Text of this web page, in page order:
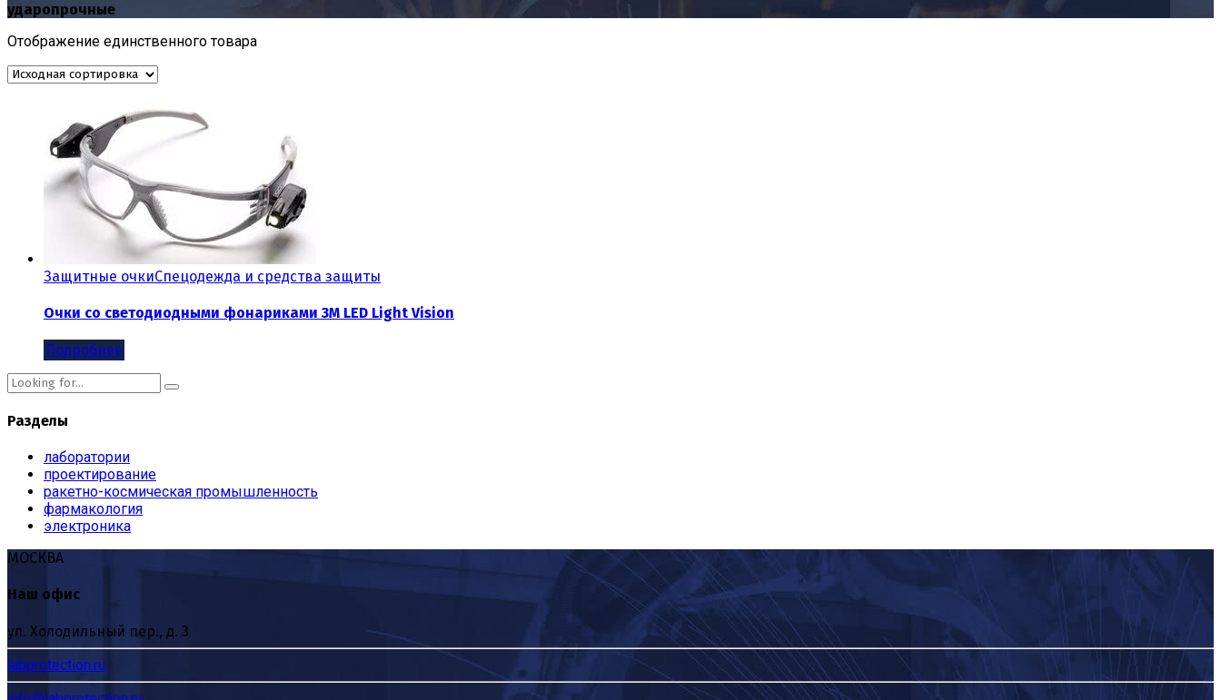
ударопрочные
Отображение единственного товара
Защитные очкиСпецодежда и средства защиты
Очки со светодиодными фонариками 3М LED Light Vision
Подробнее
Разделы
лаборатории
проектирование
ракетно-космическая промышленность
фармакология
электроника
МОСКВА
Наш офис
ул. Холодильный пер., д. 3
labprotection.ru